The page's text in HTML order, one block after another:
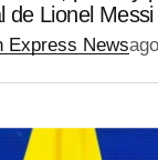
de Lionel Messi
Express News